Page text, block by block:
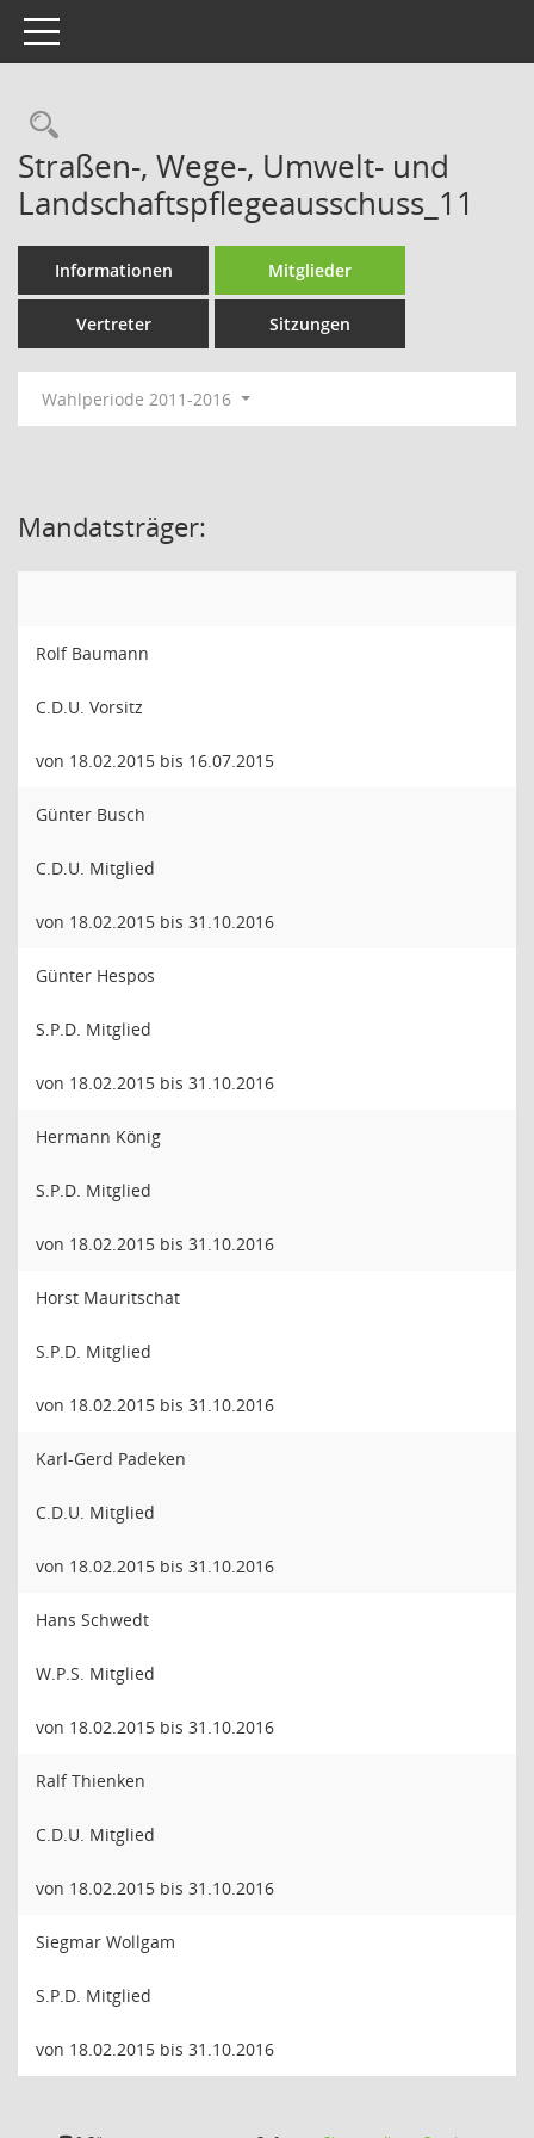
Toggle navigation
Rechercheauswahl
Straßen-, Wege-, Umwelt- und
Landschaftspflegeausschuss_11
Informationen Mitglieder
Vertreter Sitzungen
Wahlperiode 2011-2016
Mandatsträger:
Rolf Baumann
C.D.U. Vorsitz
von 18.02.2015 bis 16.07.2015
Günter Busch
C.D.U. Mitglied
von 18.02.2015 bis 31.10.2016
Günter Hespos
S.P.D. Mitglied
von 18.02.2015 bis 31.10.2016
Hermann König
S.P.D. Mitglied
von 18.02.2015 bis 31.10.2016
Horst Mauritschat
S.P.D. Mitglied
von 18.02.2015 bis 31.10.2016
Karl-Gerd Padeken
C.D.U. Mitglied
von 18.02.2015 bis 31.10.2016
Hans Schwedt
W.P.S. Mitglied
von 18.02.2015 bis 31.10.2016
Ralf Thienken
C.D.U. Mitglied
von 18.02.2015 bis 31.10.2016
Siegmar Wollgam
S.P.D. Mitglied
von 18.02.2015 bis 31.10.2016